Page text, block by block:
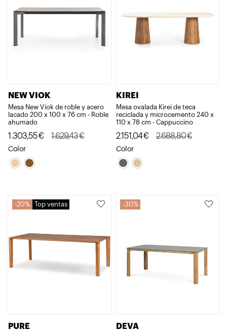
NEW VIOK
Mesa New Viok de roble y acero
lacado 200 x 100 x 76 cm - Roble
ahumado
1.629,43€
El
precio
original
1.303,55€
El
precio
actual
Color
KIREI
Mesa ovalada Kirei de teca
reciclada y microcemento 240 x
110 x 78 cm - Cappuccino
2.688,80€
El
precio
original
2.151,04€
El
precio
actual
Color
20% Top ventas
PURE
30%
DEVA